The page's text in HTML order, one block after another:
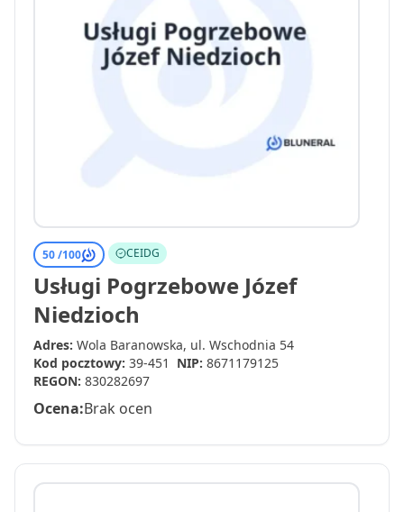
50 /100 CEIDG
Usługi Pogrzebowe Józef
Niedzioch
Adres: Wola Baranowska, ul. Wschodnia 54
Kod pocztowy: 39-451 NIP: 8671179125
REGON: 830282697
Ocena:Brak ocen